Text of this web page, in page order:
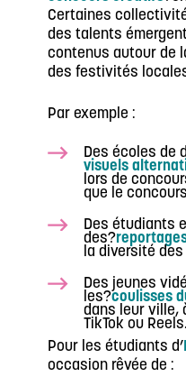
Certaines
des talents
contenus autour de
des festivités
Par exemple :
Des écoles de
visuels
lors de
que le
Des étudiants
des?
la diversité
Des jeunes
les?coulisses
dans leur ville,
TikTok ou Reels.
Pour les étudiants d’
occasion rêvée de :